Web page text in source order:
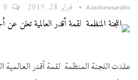
Azadnewsarabic فبراير 28, 2019
عقدت اللجنة المنظمة لقمة أقدر العالمية